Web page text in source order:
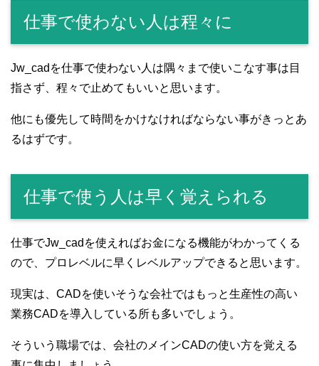
仕事で使わない人は程々に
Jw_cadを仕事で使わない人は隅々まで使いこなす事は目
指さず、程々で止めてもいいと思います。
他にも優先して時間をかけなければならない事がきっとあ
るはずです。
仕事で使う人は早く覚えられる
仕事でJw_cadを使えればお金になる機能がわかってくる
ので、プロレベルに早くレベルアップできると思います。
現実は、CADを使いそうな会社ではもっと生産性の高い
業務CADを導入している所も多いでしょう。
そういう職場では、会社のメインCADの使い方を覚える